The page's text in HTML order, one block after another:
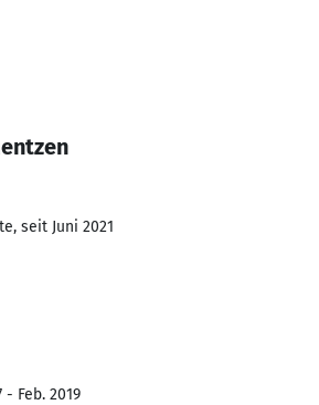
seit Juni 2021
- Feb. 2019